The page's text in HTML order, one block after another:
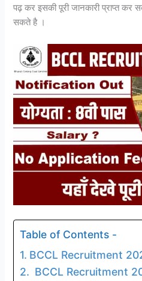
पढ़ कर इसकी पूरी जानकारी प्राप्त
सकते है ।
Table of Contents -
BCCL Recruitment
BCCL Recruitment